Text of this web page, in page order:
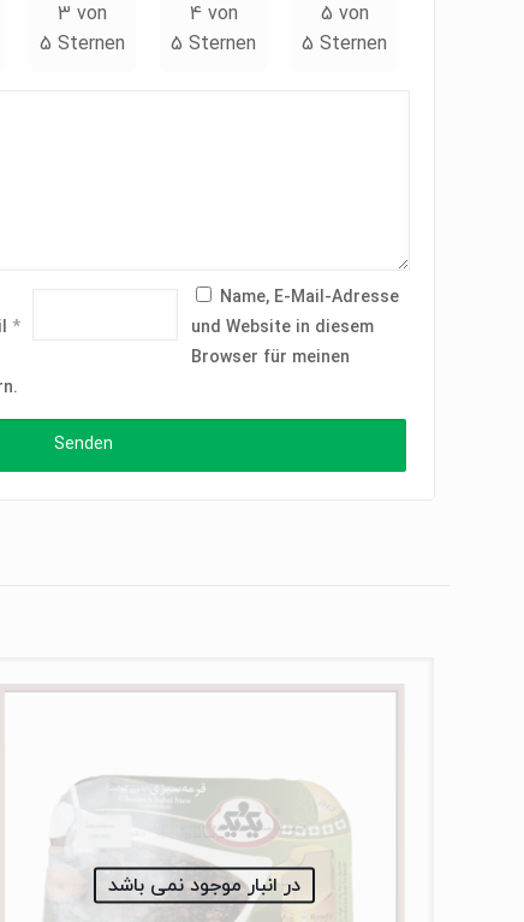
3 von
5 Sternen
4 von
5 Sternen
5 von
5 Sternen
*
Name, E-Mail-Adresse
und Website in diesem
Browser für meinen
در انبار موجود نمی باشد